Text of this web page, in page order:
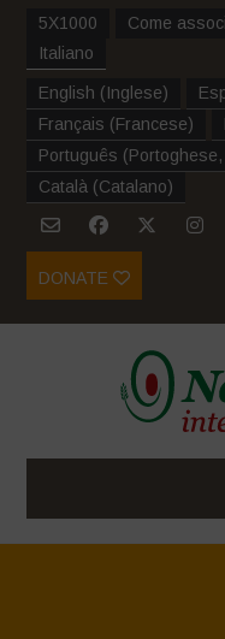
5X1000
Come
Italiano
English (Inglese)
Français (Francese)
Português (
Català (Catalano)
DONATE